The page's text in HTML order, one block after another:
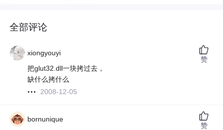
全部评论
xiongyouyi
把glut32.dll一块拷过去，
缺什么拷什么
2008-12-05
赞
bornunique
赞